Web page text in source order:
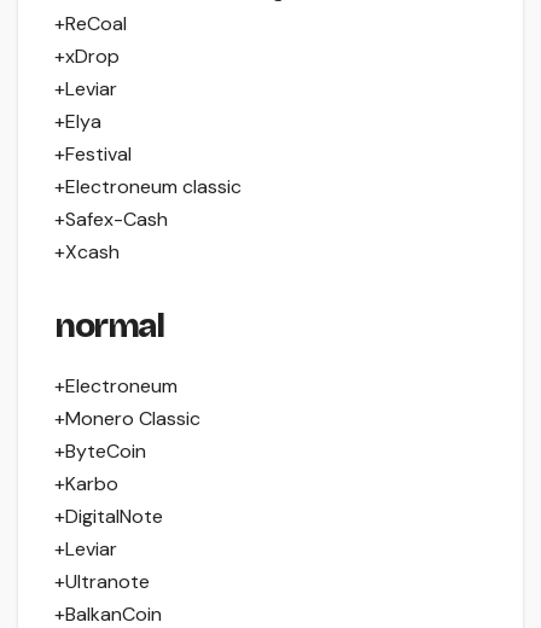
+ReCoal
+xDrop
+Leviar
+Elya
+Festival
+Electroneum classic
+Safex-Cash
+Xcash
normal
+Electroneum
+Monero Classic
+ByteCoin
+Karbo
+DigitalNote
+Leviar
+Ultranote
+BalkanCoin